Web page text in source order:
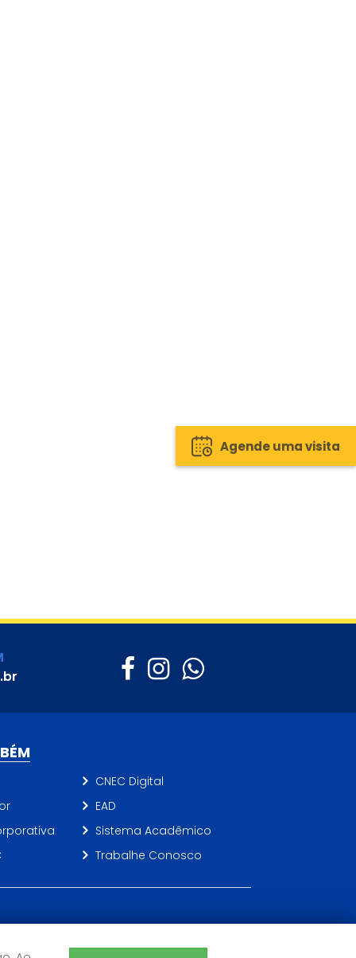
Agende uma visita
CNEC Digital
EAD
Sistema Acadêmico
Trabalhe Conosco
Sistema de Ensino CNEC